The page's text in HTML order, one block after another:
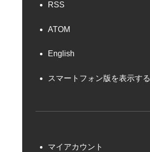
RSS
ATOM
English
スマートフォン版を表示する
マイアカウント